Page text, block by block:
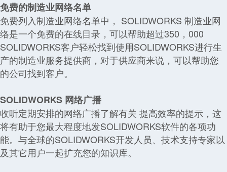
免费的制造业网络名单
免费列入制造业网络名单中， SOLIDWORKS 制造业网
络是一个免费的在线目录，可以帮助超过350，000
SOLIDWORKS客户轻松找到使用SOLIDWORKS进行生
产的制造业服务提供商，对于供应商来说，可以帮助您
的公司找到客户。
SOLIDWORKS 网络广播
收听定期安排的网络广播了解有关 提高效率的提示，这
将有助于您最大程度地发SOLIDWORKS软件的各项功
能。与全球的SOLIDWORKS开发人员、技术支持专家以
及其它用户一起扩充您的知识库。